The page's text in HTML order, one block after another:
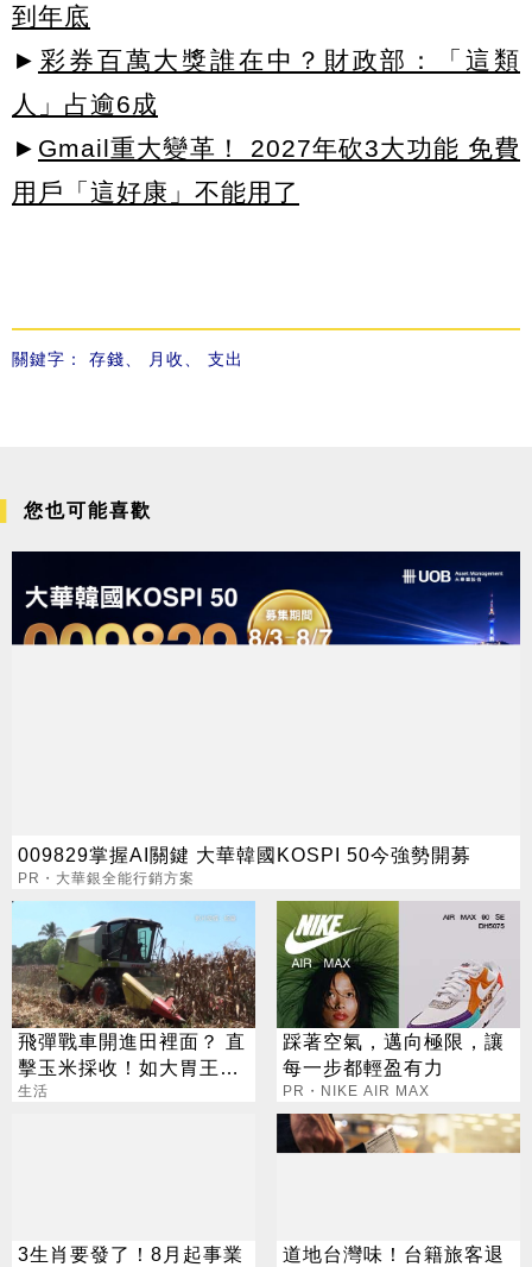
到年底
► 彩券百萬大獎誰在中？財政部：「這類
人」占逾6成
► Gmail重大變革！ 2027年砍3大功能 免費
用戶「這好康」不能用了
關鍵字： 存錢 月收 支出
您也可能喜歡
009829掌握AI關鍵 大華韓國KOSPI 50今強勢開募
PR・大華銀全能行銷方案
飛彈戰車開進田裡面？ 直
擊玉米採收！如大胃王進
食
生活
踩著空氣，邁向極限，讓
每一步都輕盈有力
PR・NIKE AIR MAX
3生肖要發了！8月起事業
道地台灣味！台籍旅客退